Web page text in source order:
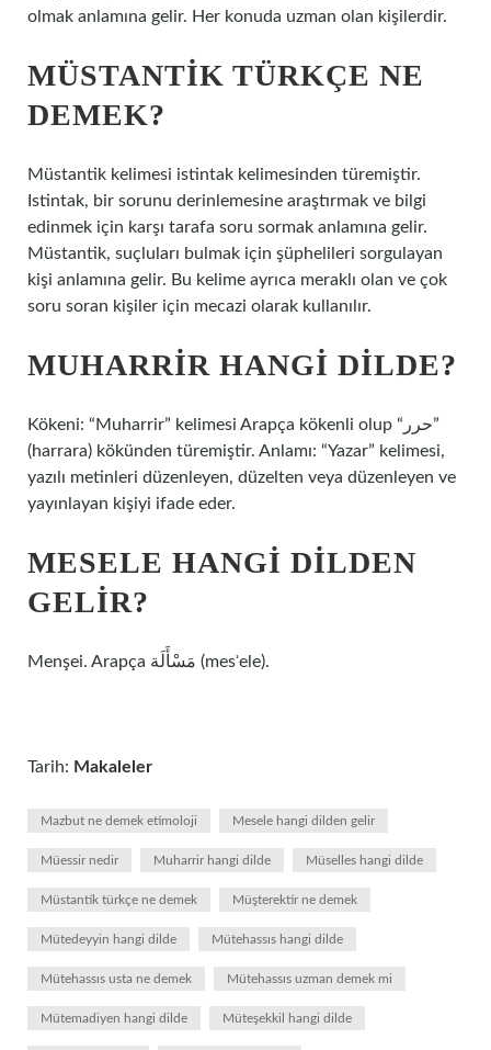
olmak anlamına gelir. Her konuda uzman olan kişilerdir.
MÜSTANTIK TÜRKÇE NE
DEMEK?
Müstantik kelimesi istintak kelimesinden türemiştir.
Istintak, bir sorunu derinlemesine araştırmak ve bilgi
edinmek için karşı tarafa soru sormak anlamına gelir.
Müstantik, suçluları bulmak için şüphelileri sorgulayan
kişi anlamına gelir. Bu kelime ayrıca meraklı olan ve çok
soru soran kişiler için mecazi olarak kullanılır.
MUHARRIR HANGI DILDE?
Kökeni: “Muharrir” kelimesi Arapça kökenli olup “حرر”
(harrara) kökünden türemiştir. Anlamı: “Yazar” kelimesi,
yazılı metinleri düzenleyen, düzelten veya düzenleyen ve
yayınlayan kişiyi ifade eder.
MESELE HANGI DILDEN
GELIR?
Menşei. Arapça مَسْأَلَة‎ (mesʾele).
Tarih: Makaleler
Mazbut ne demek etimoloji Mesele hangi dilden gelir
Müessir nedir Muharrir hangi dilde Müselles hangi dilde
Müstantik türkçe ne demek Müşterektir ne demek
Mütedeyyin hangi dilde Mütehassıs hangi dilde
Mütehassıs usta ne demek Mütehassıs uzman demek mi
Mütemadiyen hangi dilde Müteşekkil hangi dilde